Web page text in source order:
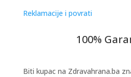
Reklamacije i povrati
100%
Biti kupac na Zdravahrana.ba